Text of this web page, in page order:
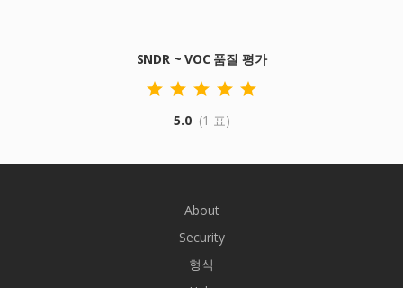
SNDR ~ VOC 품질 평가
5.0 (1 표)
About
Security
형식